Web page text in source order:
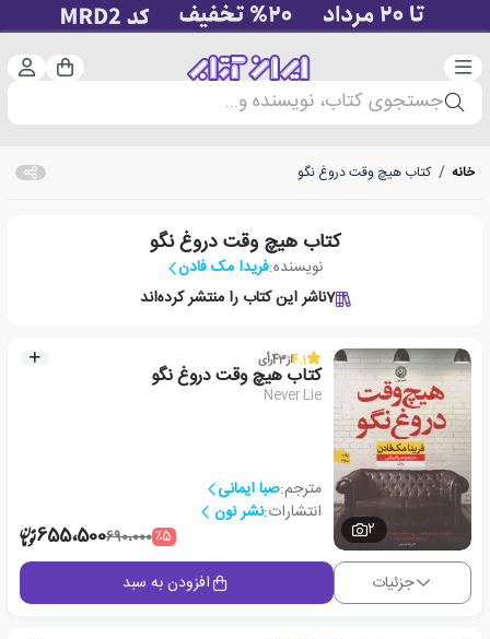
دسته‌بندی سبد
جستجوی کتاب، نویسنده و...
خانه / کتاب هیچ وقت دروغ نگو
کتاب هیچ وقت دروغ نگو
نویسنده:فریدا مک فادن
7ناشر این کتاب را منتشر کرده‌اند
2
4.1از43رأی
کتاب هیچ وقت دروغ نگو
Never Lie
مترجم:صبا ایمانی
انتشارات:نشر نون
٪5690،000655،500
جزئیات افزودن به سبد